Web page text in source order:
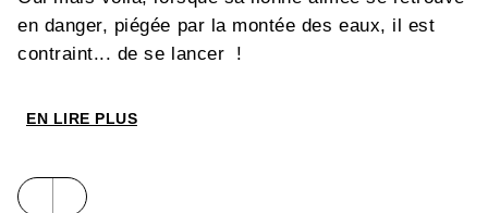
en danger, piégée par la montée des eaux, il est
contraint... de se lancer !
EN LIRE PLUS